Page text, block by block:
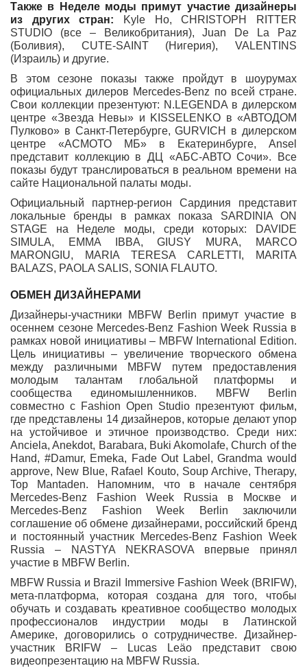
Также в Неделе моды примут участие дизайнеры
из других стран:
Kyle Ho, CHRISTOPH RITTER
STUDIO (все – Великобритания), Juan De La Paz
(Боливия), CUTE-SAINT (Нигерия), VALENTINS
(Израиль) и другие.
В этом сезоне показы также пройдут в шоурумах
официальных дилеров Mercedes-Benz по всей стране.
Свои коллекции презентуют: N.LEGENDA в дилерском
центре «Звезда Невы» и KISSELENKO в «АВТОДОМ
Пулково» в Санкт-Петербурге, GURVICH в дилерском
центре «АСМОТО МБ» в Екатеринбурге, Ansel
представит коллекцию в ДЦ «АБС-АВТО Сочи». Все
показы будут транслироваться в реальном времени на
сайте Национальной палаты моды.
Официальный партнер-регион Сардиния представит
локальные бренды в рамках показа SARDINIA ON
STAGE на Неделе моды, среди которых: DAVIDE
SIMULA, EMMA IBBA, GIUSY MURA, MARCO
MARONGIU, MARIA TERESA CARLETTI, MARITA
BALAZS, PAOLA SALIS, SONIA FLAUTO.
ОБМЕН ДИЗАЙНЕРАМИ
Дизайнеры-участники MBFW Berlin примут участие в
осеннем сезоне Mercedes-Benz Fashion Week Russia в
рамках новой инициативы – MBFW International Edition.
Цель инициативы – увеличение творческого обмена
между различными MBFW путем предоставления
молодым талантам глобальной платформы и
сообщества единомышленников. MBFW Berlin
совместно с Fashion Open Studio презентуют фильм,
где представлены 14 дизайнеров, которые делают упор
на устойчивое и этичное производство. Среди них:
Anciela, Anekdot, Barabara, Buki Akomolafe, Church of the
Hand, #Damur, Emeka, Fade Out Label, Grandma would
approve, New Blue, Rafael Kouto, Soup Archive, Therapy,
Top Mantaden. Напомним, что в начале сентября
Mercedes-Benz Fashion Week Russia в Москве и
Mercedes-Benz Fashion Week Berlin заключили
соглашение об обмене дизайнерами, российский бренд
и постоянный участник Mercedes-Benz Fashion Week
Russia – NASTYA NEKRASOVA впервые принял
участие в MBFW Berlin.
MBFW Russia и Brazil Immersive Fashion Week (BRIFW),
мета-платформа, которая создана для того, чтобы
обучать и создавать креативное сообщество молодых
профессионалов индустрии моды в Латинской
Америке, договорились о сотрудничестве. Дизайнер-
участник BRIFW – Lucas Leäo представит свою
видеопрезентацию на MBFW Russia.